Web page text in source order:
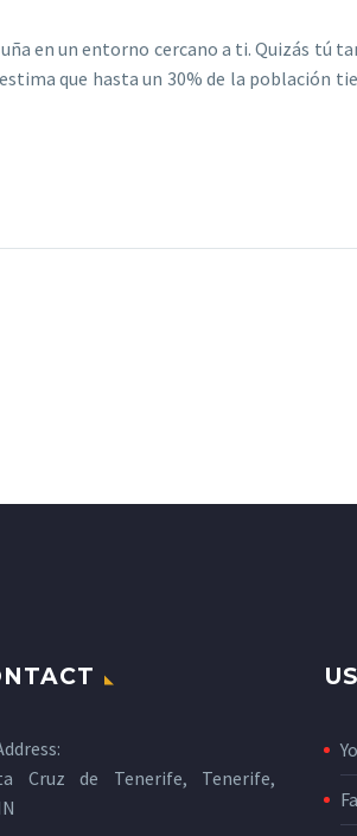
en un entorno cercano a ti. Quizás tú
que hasta un 30% de la población
Cruz de Tenerife, Tenerife,